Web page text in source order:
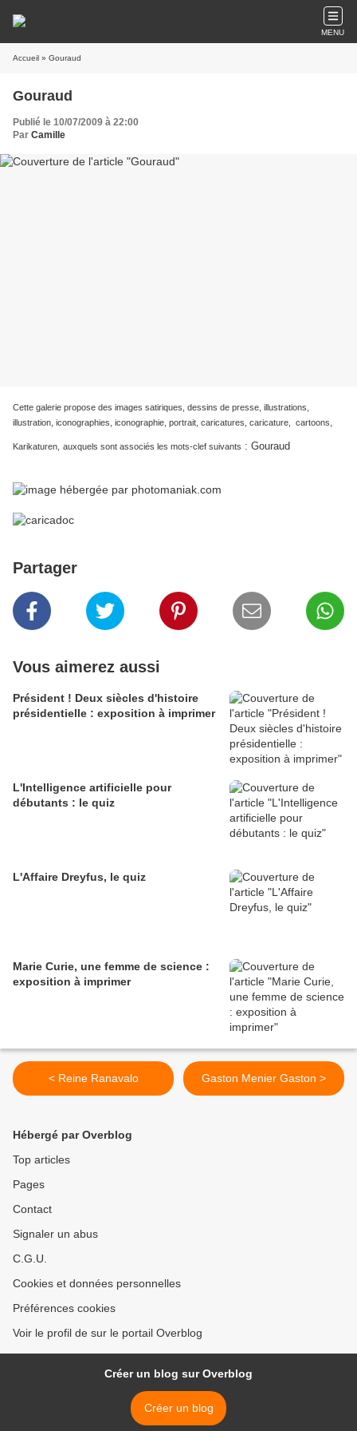
MENU
Accueil » Gouraud
Gouraud
Publié le 10/07/2009 à 22:00
Par Camille
Cette galerie propose des images satiriques, dessins de presse, illustrations,
illustration, iconographies, iconographie, portrait, caricatures, caricature, cartoons,
Karikaturen, auxquels sont associés les mots-clef suivants : Gouraud
Partager
Vous aimerez aussi
Président ! Deux siècles d'histoire
présidentielle : exposition à imprimer
L'Intelligence artificielle pour
débutants : le quiz
L'Affaire Dreyfus, le quiz
Marie Curie, une femme de science :
exposition à imprimer
< Reine Ranavalo Gaston Menier Gaston >
Hébergé par Overblog
Top articles
Pages
Contact
Signaler un abus
C.G.U.
Cookies et données personnelles
Préférences cookies
Voir le profil de sur le portail Overblog
Créer un blog sur Overblog
Créer un blog